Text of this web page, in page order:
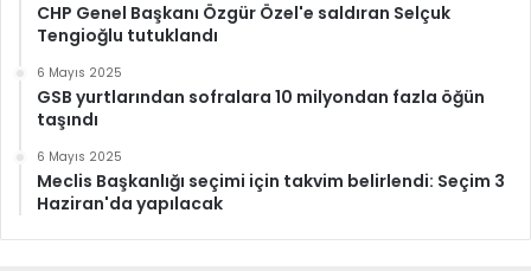
CHP Genel Başkanı Özgür Özel'e saldıran Selçuk
Tengioğlu tutuklandı
6 Mayıs 2025
GSB yurtlarından sofralara 10 milyondan fazla öğün
taşındı
6 Mayıs 2025
Meclis Başkanlığı seçimi için takvim belirlendi: Seçim 3
Haziran'da yapılacak